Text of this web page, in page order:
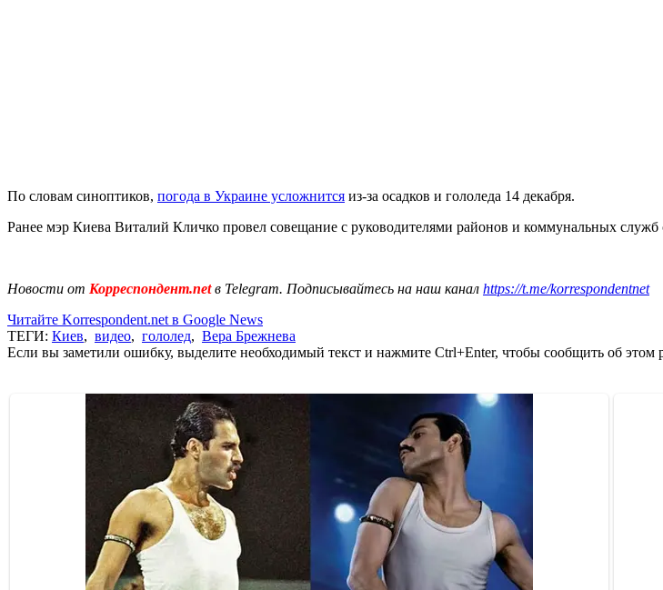
По словам синоптиков, погода в Украине усложнится из-за осадков и гололеда 14 декабря.
Ранее мэр Киева Виталий Кличко провел совещание с руководителями районов и коммунальных
Новости от Корреспондент.netв Telegram. Подписывайтесь на наш канал https://t.me/korrespondentnet
Читайте Korrespondent.net в Google News
ТЕГИ: Киев, видео, гололед, Вера Брежнева
Если вы заметили ошибку, выделите необходимый текст и нажмите Ctrl+Enter, чтобы сообщить об этом